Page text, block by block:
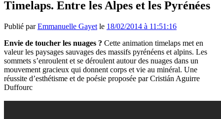
Timelaps. Entre les Alpes et les Pyrénées
Publié parEmmanuelle Gayet le 18/02/2014 à 11:51:16
Envie de toucher les nuages ? Cette animation timelaps met en
valeur les paysages sauvages des massifs pyrénéens et alpins. Les
sommets s’enroulent et se déroulent autour des nuages dans un
mouvement gracieux qui donnent corps et vie au minéral. Une
réussite d’esthétisme et de poésie proposée par Cristián Aguirre
Duffourc